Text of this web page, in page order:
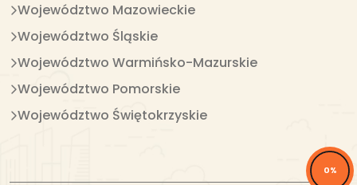
0%
Województwo Mazowieckie
Województwo Śląskie
Województwo Warmińsko-Mazurskie
Województwo Pomorskie
Województwo Świętokrzyskie